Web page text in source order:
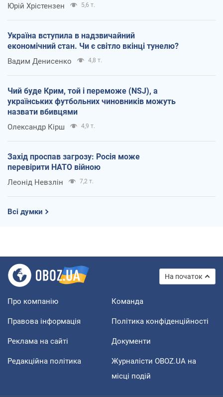
Юрій Хрістензен 5,6 т.
Україна вступила в надзвичайний
економічний стан. Чи є світло вкінці тунелю?
Вадим Денисенко 4,8 т.
Чий буде Крим, той і переможе (NSJ), а
українських футбольних чиновників можуть
назвати вбивцями
Олександр Кірш 4,9 т.
Захід проспав загрозу: Росія може
перевірити НАТО війною
Леонід Невзлін 7,2 т.
Всі думки
На початок
Про компанію Команда
Правова інформація Політика конфіденційності
Реклама на сайті Документи
Редакційна політика
Журналісти OBOZ.UA на
місці подій